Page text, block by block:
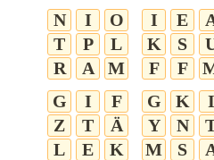
N I
O
T
P
L
R
A M
I E
K
S
F
F
G
I
F
Z
T
Ä
L
E K
G K
I
Y
N
M
S